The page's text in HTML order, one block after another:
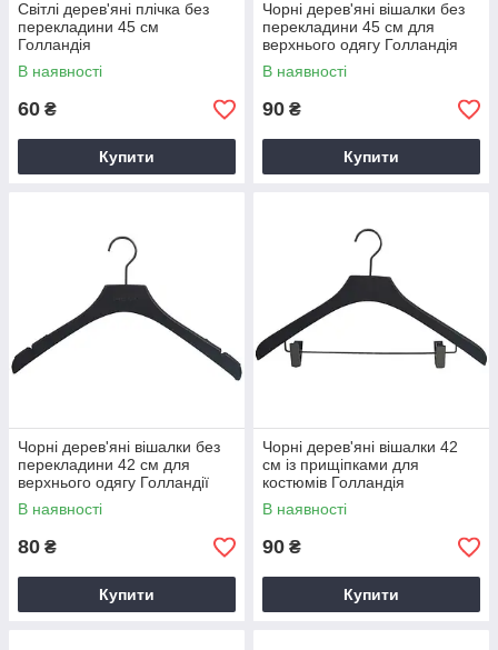
Світлі дерев'яні плічка без
перекладини 45 см
Голландія
В наявності
60 ₴
Купити
Чорні дерев'яні вішалки без
перекладини 45 см для
верхнього одягу Голландія
В наявності
90 ₴
Купити
Чорні дерев'яні вішалки без
перекладини 42 см для
верхнього одягу Голландії
В наявності
80 ₴
Купити
Чорні дерев'яні вішалки 42
см із прищіпками для
костюмів Голландія
В наявності
90 ₴
Купити